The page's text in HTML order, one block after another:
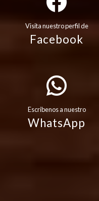
Visita nuestro perfil de
Facebook
Escribenos a nuestro
WhatsApp